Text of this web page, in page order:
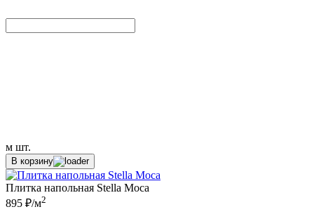
м шт.
В корзину
Плитка напольная Stella Moca
895 ₽/м2